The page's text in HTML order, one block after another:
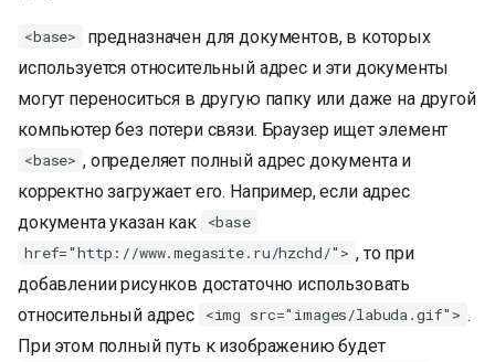
ц
и
п
о
и
<base>
предназначен для документов, в которых
используется относительный адрес и эти документы
могут переноситься в другую папку или даже на другой
компьютер без потери связи. Браузер ищет элемент
<base> , определяет полный адрес документа и
корректно загружает его. Например, если адрес
документа указан как
<base
href="http://www.megasite.ru/hzchd/"> , то при
добавлении рисунков достаточно использовать
относительный адрес
<img src="images/labuda.gif"> .
При этом полный путь к изображению будет